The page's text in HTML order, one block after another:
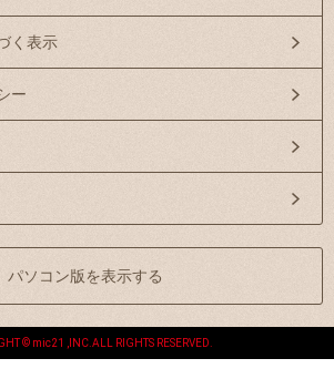
く表示
ー
パソコン版を表示する
© mic21 ,INC.ALL RIGHTS RESERVED.